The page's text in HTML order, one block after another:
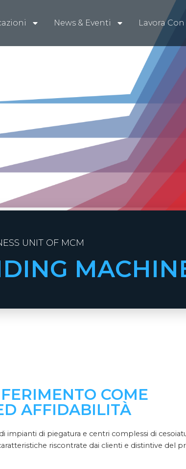
News & Eventi Lavora
UNIT OF MCM
COME
AFFIDABILITÀ
di piegatura e centri complessi di
riscontrate dai clienti e distintive del